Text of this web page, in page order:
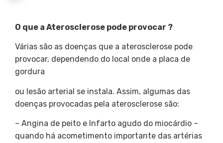
O que a Aterosclerose pode provocar ?
Várias são as doenças que a aterosclerose pode
provocar, dependendo do local onde a placa de
gordura
ou lesão arterial se instala. Assim, algumas das
doenças provocadas pela aterosclerose são:
– Angina de peito e Infarto agudo do miocárdio –
quando há acometimento importante das artérias